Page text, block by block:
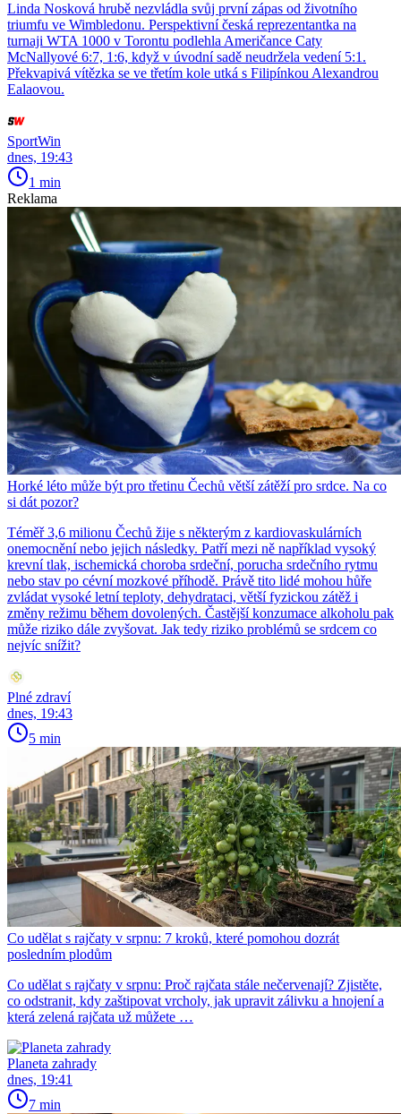
Linda Nosková hrubě nezvládla svůj první zápas od životního
triumfu ve Wimbledonu. Perspektivní česká reprezentantka na
turnaji WTA 1000 v Torontu podlehla Američance Caty
McNallyové 6:7, 1:6, když v úvodní sadě neudržela vedení 5:1.
Překvapivá vítězka se ve třetím kole utká s Filipínkou Alexandrou
Ealaovou.
SportWin
dnes, 19:43
1 min
Reklama
Horké léto může být pro třetinu Čechů větší zátěží pro srdce. Na co
si dát pozor?
Téměř 3,6 milionu Čechů žije s některým z kardiovaskulárních
onemocnění nebo jejich následky. Patří mezi ně například vysoký
krevní tlak, ischemická choroba srdeční, porucha srdečního rytmu
nebo stav po cévní mozkové příhodě. Právě tito lidé mohou hůře
zvládat vysoké letní teploty, dehydrataci, větší fyzickou zátěž i
změny režimu během dovolených. Častější konzumace alkoholu pak
může riziko dále zvyšovat. Jak tedy riziko problémů se srdcem co
nejvíc snížit?
Plné zdraví
dnes, 19:43
5 min
Co udělat s rajčaty v srpnu: 7 kroků, které pomohou dozrát
posledním plodům
Co udělat s rajčaty v srpnu: Proč rajčata stále nečervenají? Zjistěte,
co odstranit, kdy zaštipovat vrcholy, jak upravit zálivku a hnojení a
která zelená rajčata už můžete …
Planeta zahrady
dnes, 19:41
7 min